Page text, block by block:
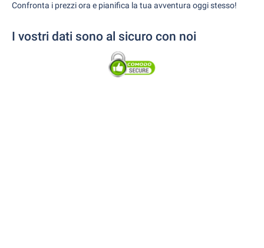
Confronta i prezzi ora e pianifica la tua avventura oggi stesso!
I vostri dati sono al sicuro con noi